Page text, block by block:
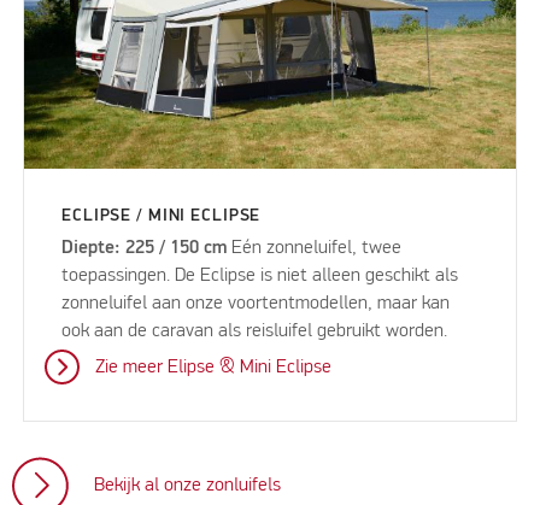
ECLIPSE / MINI ECLIPSE
Diepte: 225 / 150 cm Eén zonneluifel, twee
toepassingen. De Eclipse is niet alleen geschikt als
zonneluifel aan onze voortentmodellen, maar kan
ook aan de caravan als reisluifel gebruikt worden.
Zie meer Elipse & Mini Eclipse
Bekijk al onze zonluifels